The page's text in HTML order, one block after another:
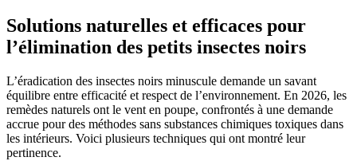
Solutions naturelles et efficaces pour
l’élimination des petits insectes noirs
L’éradication des insectes noirs minuscule demande un savant
équilibre entre efficacité et respect de l’environnement. En 2026, les
remèdes naturels ont le vent en poupe, confrontés à une demande
accrue pour des méthodes sans substances chimiques toxiques dans
les intérieurs. Voici plusieurs techniques qui ont montré leur
pertinence.